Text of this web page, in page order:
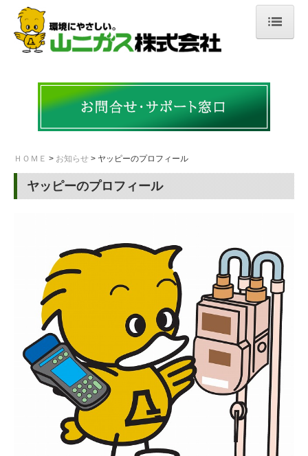
ＨＯＭＥ
会社案内
ご挨拶・会社概要
許認可・資格
LPガス事業
ソリューション事業
リフォーム事業
電力事業
採用情報
新着・チラシ情報
ＨＯＭＥ お知らせ ヤッピーのプロフィール
ヤッピーのプロフィール